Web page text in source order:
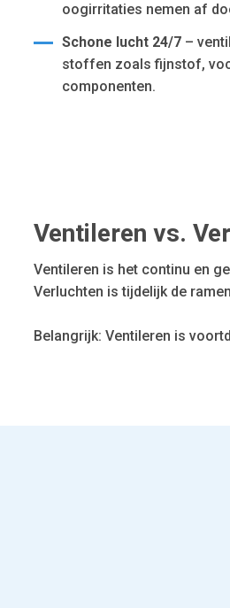
oogirritaties nemen af
Schone lucht 24/7 –
stoffen zoals fijnstof,
componenten.
Ventileren vs.
Ventileren is het continu en
Verluchten is tijdelijk de
Belangrijk: Ventileren is